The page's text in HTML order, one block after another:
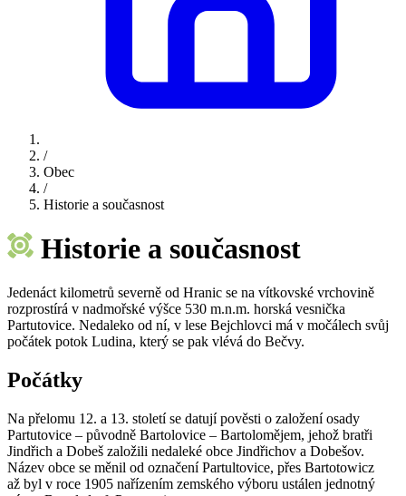
/
Obec
/
Historie a současnost
Historie a současnost
Jedenáct kilometrů severně od Hranic se na vítkovské vrchovině
rozprostírá v nadmořské výšce 530 m.n.m. horská vesnička
Partutovice. Nedaleko od ní, v lese Bejchlovci má v močálech svůj
počátek potok Ludina, který se pak vlévá do Bečvy.
Počátky
Na přelomu 12. a 13. století se datují pověsti o založení osady
Partutovice – původně Bartolovice – Bartolomějem, jehož bratři
Jindřich a Dobeš založili nedaleké obce Jindřichov a Dobešov.
Název obce se měnil od označení Partultovice, přes Bartotowicz
až byl v roce 1905 nařízením zemského výboru ustálen jednotný